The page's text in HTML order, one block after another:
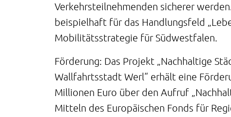
Verkehrsteilnehmenden sicherer
beispielhaft für das Handlungsfeld
Mobilitätsstrategie für Südwestfalen.
Förderung: Das Projekt „Nachhaltige
Wallfahrtsstadt Werl“ erhält eine
Millionen Euro über den Aufruf
Mitteln des Europäischen Fonds für